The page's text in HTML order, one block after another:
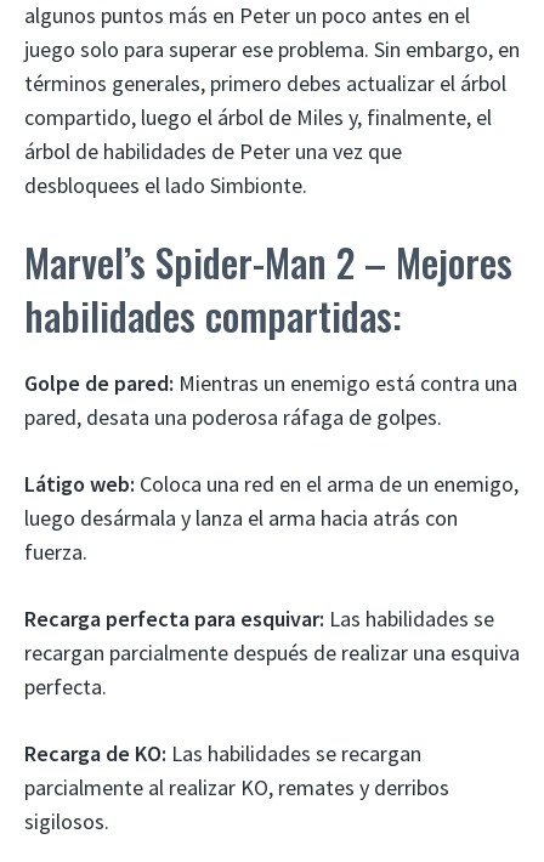
algunos puntos más en Peter un poco antes en el
juego solo para superar ese problema. Sin embargo, en
términos generales, primero debes actualizar el árbol
compartido, luego el árbol de Miles y, finalmente, el
árbol de habilidades de Peter una vez que
desbloquees el lado Simbionte.
Marvel’s Spider-Man 2 – Mejores
habilidades compartidas:
Golpe de pared: Mientras un enemigo está contra una
pared, desata una poderosa ráfaga de golpes.
Látigo web: Coloca una red en el arma de un enemigo,
luego desármala y lanza el arma hacia atrás con
fuerza.
Recarga perfecta para esquivar: Las habilidades se
recargan parcialmente después de realizar una esquiva
perfecta.
Recarga de KO: Las habilidades se recargan
parcialmente al realizar KO, remates y derribos
sigilosos.